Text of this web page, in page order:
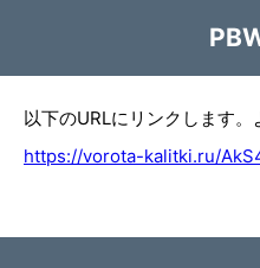
以下のURLにリンクします。
https://vorota-kalitki.ru/